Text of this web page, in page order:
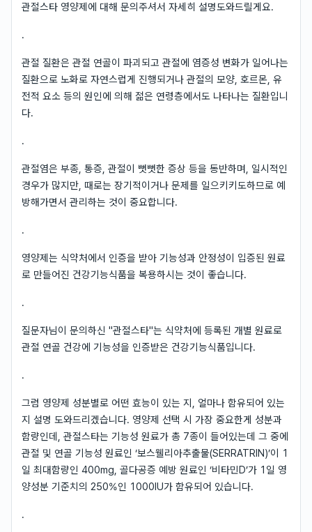
관절스타 영양제에 대해 문의주셔서 자세히 설명도와드릴게요.
.
관절 질환은 관절 연골이 파괴되고 관절에 염증성 변화가 일어나는
질환으로 노화로 자연스럽게 진행되거나 관절의 모양, 호르몬, 유
전적 요소 등의 원인에 의해 젊은 연령층에서도 나타나는 질환입니
다.
.
관절염은 부종, 통증, 관절이 뻣뻣한 증상 등을 동반하며, 일시적인
경우가 많지만, 때로는 장기적이거나 문제를 일으키키도하므로 예
방해가면서 관리하는 것이 중요합니다.
.
영양제는 식약처에서 인증을 받아 기능성과 안정성이 입증된 원료
로 만들어진 건강기능식품을 복용하시는 것이 좋습니다.
.
질문자님이 문의하신 "관절스타"는 식약처에 등록된 개별 원료로
관절 연골 건강에 기능성을 인증받은 건강기능식품입니다.
.
그럼 영양제 성분별로 어떤 효능이 있는 지, 얼마나 함유되어 있는
지 설명 도와드리겠습니다. 영양제 선택 시 가장 중요한게 성분과
함량인데, 관절스타는 기능성 원료가 총 7종이 들어있는데 그 중에
관절 및 연골 기능성 원료인 ‘보스웰리아추출물(SERRATRIN)’이 1
일 최대함량인 400mg, 골다공증 예방 원료인 ‘비타민D’가 1일 영
양성분 기준치의 250%인 1000IU가 함유되어 있습니다.
.